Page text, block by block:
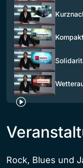
Rock, Blues und